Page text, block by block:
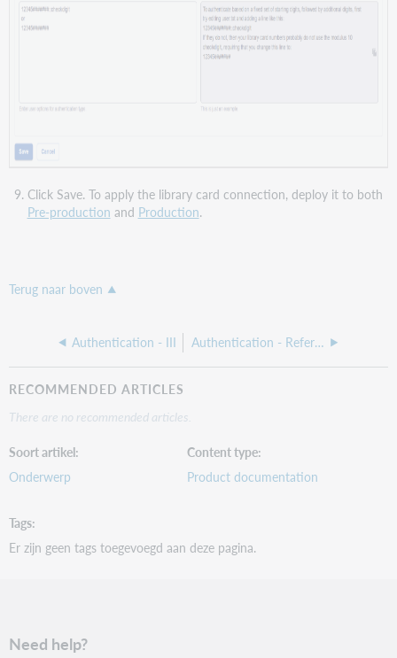
Click Save. To apply the library card connection, deploy it to both
Pre-production and Production.
Terug naar boven
Authentication - III Authentication - Referral URL
RECOMMENDED ARTICLES
There are no recommended articles.
Soort artikel
Onderwerp
Content type
Product documentation
Tags
Er zijn geen tags toegevoegd aan deze pagina.
Need help?